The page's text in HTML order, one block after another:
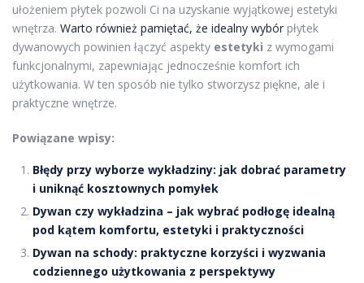
ułożeniem płytek pozwoli Ci na uzyskanie wyjątkowej estetyki
wnętrza. Warto również pamiętać, że idealny wybór płytek
dywanowych powinien łączyć aspekty estetyki z wymogami
funkcjonalnymi, zapewniając jednocześnie komfort ich
użytkowania. W ten sposób nie tylko stworzysz piękne, ale i
praktyczne wnętrze.
Powiązane wpisy:
Błędy przy wyborze wykładziny: jak dobrać parametry
i uniknąć kosztownych pomyłek
Dywan czy wykładzina – jak wybrać podłogę idealną
pod kątem komfortu, estetyki i praktyczności
Dywan na schody: praktyczne korzyści i wyzwania
codziennego użytkowania z perspektywy